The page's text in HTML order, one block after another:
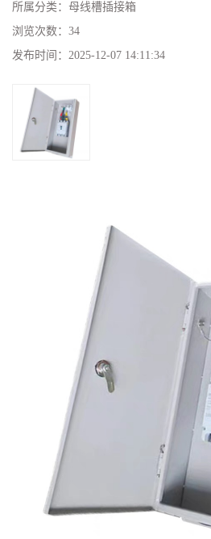
所属分类： 母线槽插接箱
浏览次数： 34
发布时间： 2025-12-07 14:11:34